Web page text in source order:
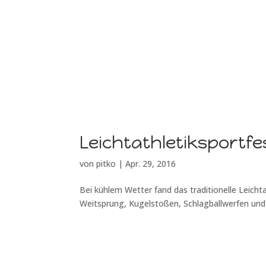
vonpitko |Apr. 29, 2016
Bei kühlem Wetter fand das traditionelle
Weitsprung, Kugelstoßen, Schlagballwerfen